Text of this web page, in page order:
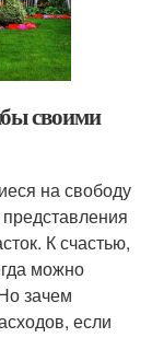
своими
на свободу
К счастью,
можно
зачем
если